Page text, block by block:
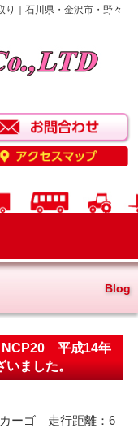
り｜石川県・金沢市・野々
Blog
平成14年
ました。
ーゴ 走行距離：6